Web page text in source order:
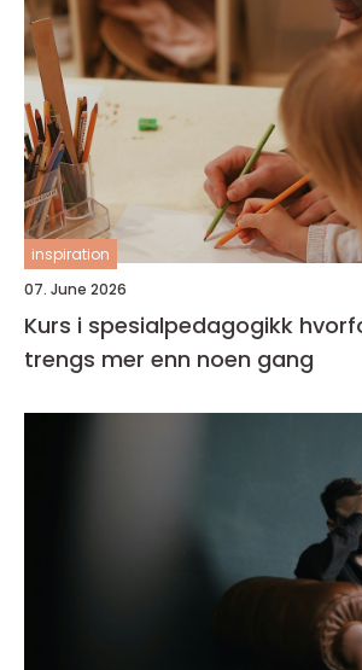
inspiration
07. June 2026
Kurs i spesialpedagogikk hvorfor kunnskapen
trengs mer enn noen gang